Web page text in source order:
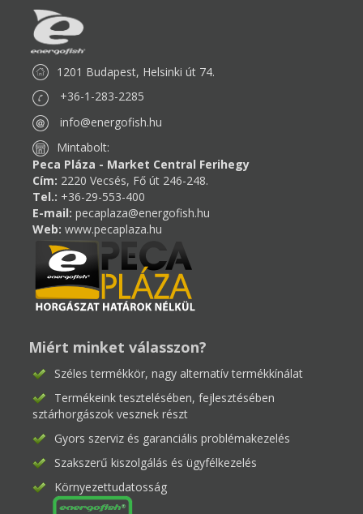
1201 Budapest, Helsinki út 74.
+36-1-283-2285
info@energofish.hu
Mintabolt:
Peca Pláza - Market Central Ferihegy
Cím: 2220 Vecsés, Fő út 246-248.
Tel.: +36-29-553-400
E-mail: pecaplaza@energofish.hu
Web: www.pecaplaza.hu
Miért minket válasszon?
Széles termékkör, nagy alternatív termékkínálat
Termékeink tesztelésében, fejlesztésében
sztárhorgászok vesznek részt
Gyors szerviz és garanciális problémakezelés
Szakszerű kiszolgálás és ügyfélkezelés
Környezettudatosság